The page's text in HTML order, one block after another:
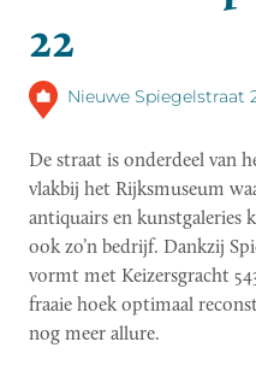
22
Nieuwe Spiegelstraat
De straat is onderdeel van
vlakbij het Rijksmuseum
antiquairs en kunstgaleries
ook zo’n bedrijf. Dankzij
vormt met Keizersgracht
fraaie hoek optimaal
nog meer allure.